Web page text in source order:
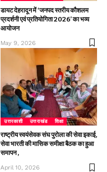
डायट देहरादून में ‘जनपद स्तरीय कौशलम
प्रदर्शनी एवं प्रतियोगिता 2026’ का भव्य
आयोजन
May 9, 2026
उत्तरकाशी उत्तराखंड शिक्षा
राष्ट्रीय स्वयंसेवक संघ पुरोला की सेवा इकाई,
सेवा भारती की मासिक समीक्षा बैठक का हुआ
समापन ,
April 10, 2026